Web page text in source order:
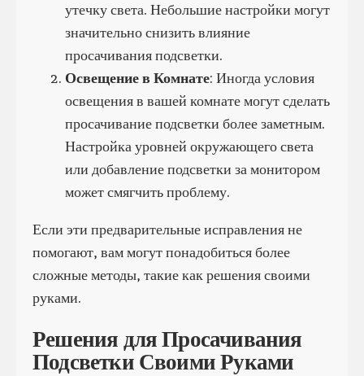
утечку света. Небольшие настройки могут
значительно снизить влияние
просачивания подсветки.
Освещение в Комнате: Иногда условия
освещения в вашей комнате могут сделать
просачивание подсветки более заметным.
Настройка уровней окружающего света
или добавление подсветки за монитором
может смягчить проблему.
Если эти предварительные исправления не
помогают, вам могут понадобиться более
сложные методы, такие как решения своими
руками.
Решения для Просачивания
Подсветки Своими Руками